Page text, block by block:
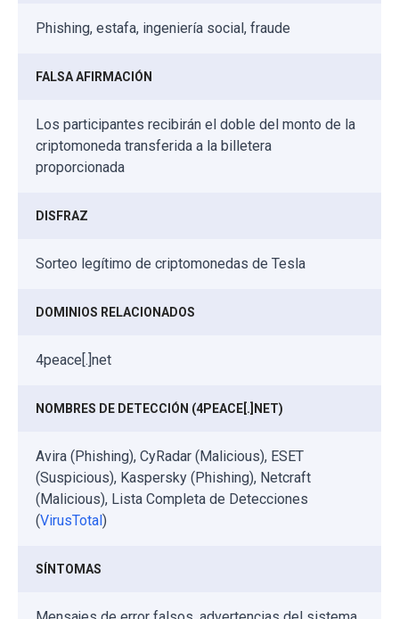
Phishing, estafa, ingeniería social, fraude
FALSA AFIRMACIÓN
Los participantes recibirán el doble del monto de la
criptomoneda transferida a la billetera
proporcionada
DISFRAZ
Sorteo legítimo de criptomonedas de Tesla
DOMINIOS RELACIONADOS
4peace[.]net
NOMBRES DE DETECCIÓN (4PEACE[.]NET)
Avira (Phishing), CyRadar (Malicious), ESET
(Suspicious), Kaspersky (Phishing), Netcraft
(Malicious), Lista Completa de Detecciones
(VirusTotal)
SÍNTOMAS